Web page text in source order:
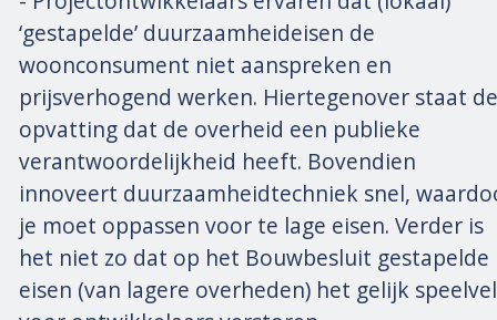
‘gestapelde’ duurzaamheideisen de
woonconsument niet aanspreken en
prijsverhogend werken. Hiertegenover staat de
opvatting dat de overheid een publieke
verantwoordelijkheid heeft. Bovendien
innoveert duurzaamheidtechniek snel,
je moet oppassen voor te lage eisen. Verder is
het niet zo dat op het Bouwbesluit gestapelde
eisen (van lagere overheden) het gelijk